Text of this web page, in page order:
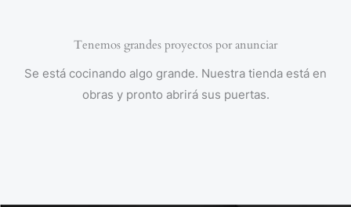
Tenemos grandes proyectos por anunciar
Se está cocinando algo grande. Nuestra tienda está en
obras y pronto abrirá sus puertas.